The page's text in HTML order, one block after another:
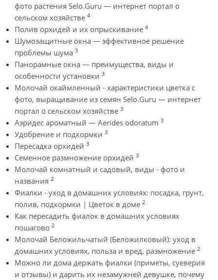
фото растения Selo.Guru — интернет портал о
сельском хозяйстве 4
Полив орхидей и их опрыскивание 4
Шумозащитные окна — эффективное решение
проблемы шума 3
Панорамные окна — преимущества, виды и
особенности установки 3
Молочай окаймленный - характеристики цветка с
фото, выращивание из семян Selo.Guru — интернет
портал о сельском хозяйстве 3
Аэридес ароматный — Aerides odoratum 3
Удобрение и подкормки 3
Пересадка орхидей 3
Семенное размножение орхидей 3
Молочай комнатный и садовый, виды - фото и
названия 2
Фиалки - уход в домашних условиях: посадка, грунт,
полив, подкормки | Цветок в доме 2
Как пересадить фиалок в домашних условиях
пошагово 2
Молочай Беложильчатый (Беложилковый): уход в
домашних условиях, польза и вред, размножение 2
Можно ли дома держать фиалки (приметы, суеверия
и отзывы) и дарить их незамужней девушке, почему